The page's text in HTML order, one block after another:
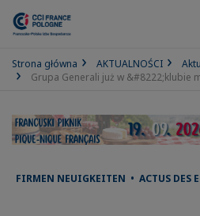
Strona główna AKTUALNOŚCI
Grupa Generali już w &#8222;klubie
FIRMEN NEUIGKEITEN • ACTUS DES